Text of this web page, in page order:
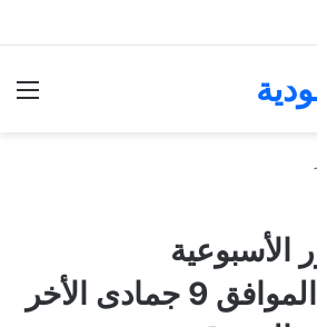
12/1/2022 الموافق 9 جمادى الأخر